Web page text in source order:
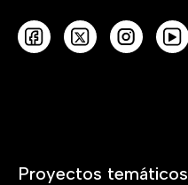
Proyectos temáticos